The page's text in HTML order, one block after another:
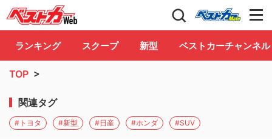
自動車情報誌「ベストカー」 Club
ランキング スクープ 新型 ベストカーチャンネル
TOP >
関連タグ
#トヨタ #新型 #日産 #ホンダ #SUV